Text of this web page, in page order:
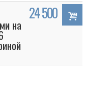
на
24 500